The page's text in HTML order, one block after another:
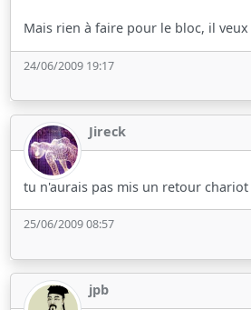
Mais rien à faire pour le bloc, il veux
24/06/2009 19:17
Jireck
tu n'aurais pas mis un retour
25/06/2009 08:57
jpb